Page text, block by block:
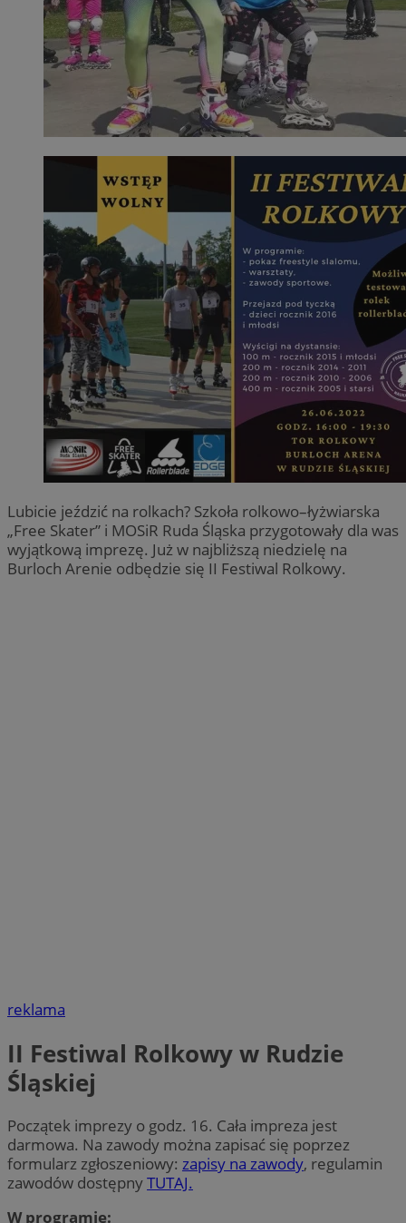
Lubicie jeździć na rolkach? Szkoła rolkowo–łyżwiarska
„Free Skater” i MOSiR Ruda Śląska przygotowały dla was
wyjątkową imprezę. Już w najbliższą niedzielę na
Burloch Arenie odbędzie się II Festiwal Rolkowy.
reklama
II Festiwal Rolkowy w Rudzie
Śląskiej
Początek imprezy o godz. 16. Cała impreza jest
darmowa. Na zawody można zapisać się poprzez
formularz zgłoszeniowy: zapisy na zawody, regulamin
zawodów dostępnyTUTAJ.
W programie: